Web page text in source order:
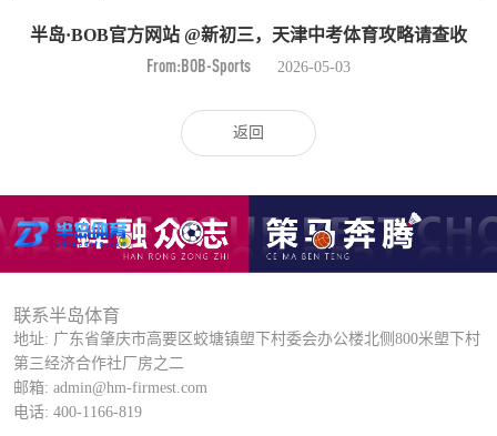
半岛·BOB官方网站 @新初三，天津中考体育攻略请查收
From:BOB-Sports 2026-05-03
返回
联系半岛体育
地址: 广东省肇庆市高要区蛟塘镇塱下村委会办公楼北侧800米塱下村
第三经济合作社厂房之二
邮箱: admin@hm-firmest.com
电话: 400-1166-819